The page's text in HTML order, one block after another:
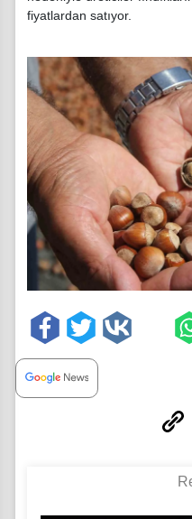
fiyatlardan satıyor.